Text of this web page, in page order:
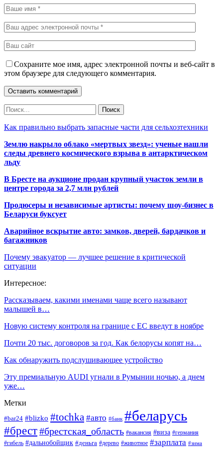
Сохраните мое имя, адрес электронной почты и веб-сайт в
этом браузере для следующего комментария.
Как правильно выбрать запасные части для сельхозтехники
Землю накрыло облако «мертвых звезд»: ученые нашли
следы древнего космического взрыва в антарктическом
льду
В Бресте на аукционе продан крупный участок земли в
центре города за 2,7 млн рублей
Продюсеры и независимые артисты: почему шоу-бизнес в
Беларуси буксует
Аварийное вскрытие авто: замков, дверей, бардачков и
багажников
Почему эвакуатор — лучшее решение в критической
ситуации
Интересное:
Рассказываем, какими именами чаще всего называют
малышей в…
Новую систему контроля на границе с ЕС введут в ноябре
Почти 20 тыс. договоров за год. Как белорусы копят на…
Как обнаружить подслушивающее устройство
Эту премиальную AUDI угнали в Румынии ночью, а днем
уже…
Метки
#bar24 #blizko #tochka #авто #банк #беларусь
#брест#брестская_область #вакансия #виза #германия
#гибель #дальнобойщик #деньга #дерево #животное #зарплата #зима